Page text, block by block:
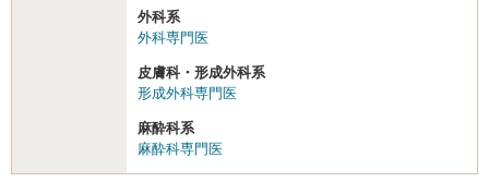
外科系
外科専門医
皮膚科・形成外科系
形成外科専門医
麻酔科系
麻酔科専門医